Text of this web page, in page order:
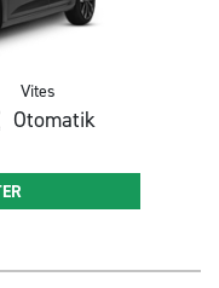
Vites
Otomatik